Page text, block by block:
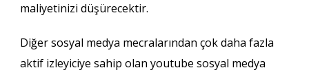
maliyetinizi düşürecektir.
Diğer sosyal medya mecralarından çok daha fazla
aktif izleyiciye sahip olan youtube sosyal medya